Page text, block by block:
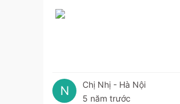
N
Chị Nhị - Hà Nội
5 năm trước